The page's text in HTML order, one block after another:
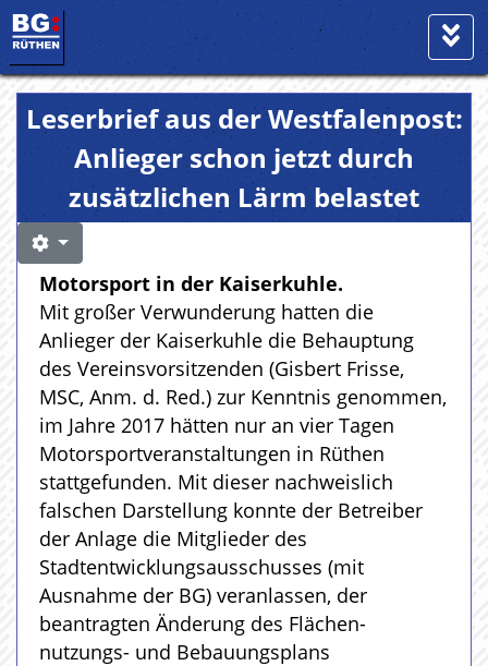
Leserbrief aus der Westfalenpost:
Anlieger schon jetzt durch
zusätzlichen Lärm belastet
Motorsport in der Kaiserkuhle.
Mit großer Verwunderung hatten die
Anlieger der Kaiserkuhle die Behauptung
des Vereinsvorsitzenden (Gisbert Frisse,
MSC, Anm. d. Red.) zur Kenntnis genommen,
im Jahre 2017 hätten nur an vier Tagen
Motorsportveranstaltungen in Rüthen
stattgefunden. Mit dieser nachweislich
falschen Darstellung konnte der Betreiber
der Anlage die Mitglieder des
Stadtentwicklungsausschusses (mit
Ausnahme der BG) veranlassen, der
beantragten Änderung des Flächen-
nutzungs- und Bebauungsplans